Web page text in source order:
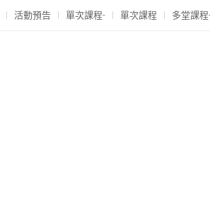
活動預告 單次課程- 單次課程 多堂課程